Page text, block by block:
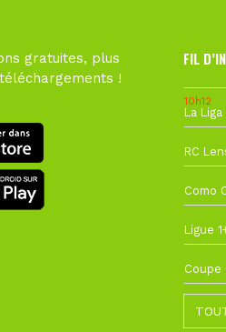
gratuites, plus
!
FIL
10h12